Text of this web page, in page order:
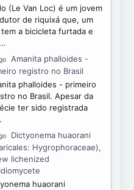
(Le Van Loc) é um jovem
de riquixá que, um
a bicicleta furtada e
Amanita phalloides -
registro no Brasil
phalloides - primeiro
no Brasil. Apesar da
ter sido registrada
Dictyonema huaorani
Hygrophoraceae),
lichenized
huaorani